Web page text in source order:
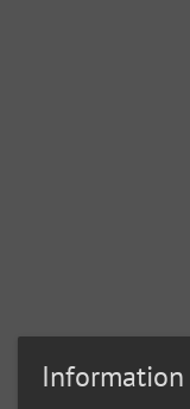
Information